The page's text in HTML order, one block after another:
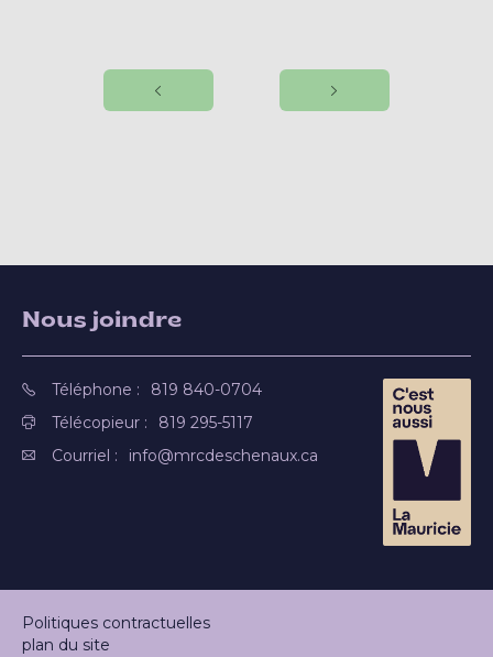
Nous joindre
Téléphone :
819 840-0704
Télécopieur :
819 295-5117
Courriel :
info@mrcdeschenaux.ca
Politiques contractuelles
plan du site